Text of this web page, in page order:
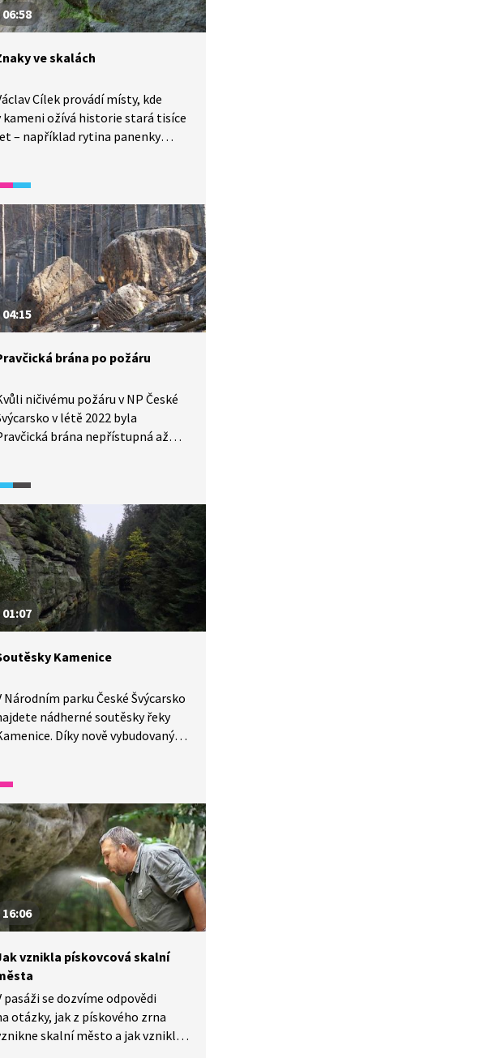
06:58
ve skalách
Cílek provádí místy, kde
kameni ožívá historie stará tisíce
– například rytina panenky
pravěkého skalního umění
území Čech.
04:15
brána po požáru
ničivému požáru v NP České
v létě 2022 byla
brána nepřístupná až
možné se vypravit pouze
Hřenska, ostatní trasy zůstaly
jelikož na nich hrozí
řícení či pád ohořelých
Ve videu si prohlédneme, co
v národním parku způsobil,
i jaká měl pozitiva pro tamní
01:07
Kamenice
Národním parku České Švýcarsko
nádherné soutěsky řeky
Díky nově vybudovaným
turistů. V jedné minutě vám
malé zázraky fauny
flory v naší zemi.
16:06
vznikla pískovcová skalní
pasáži se dozvíme odpovědi
otázky, jak z pískového zrna
skalní město a jak vznikla